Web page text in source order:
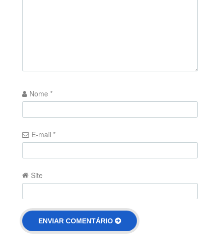
Nome *
E-mail *
Site